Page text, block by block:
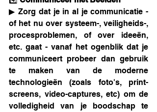
▶ Zorg dat je in al je communicatie -
of het nu over systeem-, veiligheids-,
procesproblemen, of over ideeën,
etc. gaat - vanaf het ogenblik dat je
communiceert probeer dan gebruik
te maken van de moderne
technologieën (zoals foto's, print-
screens, video-captures, etc) om de
volledigheid van je boodschap te